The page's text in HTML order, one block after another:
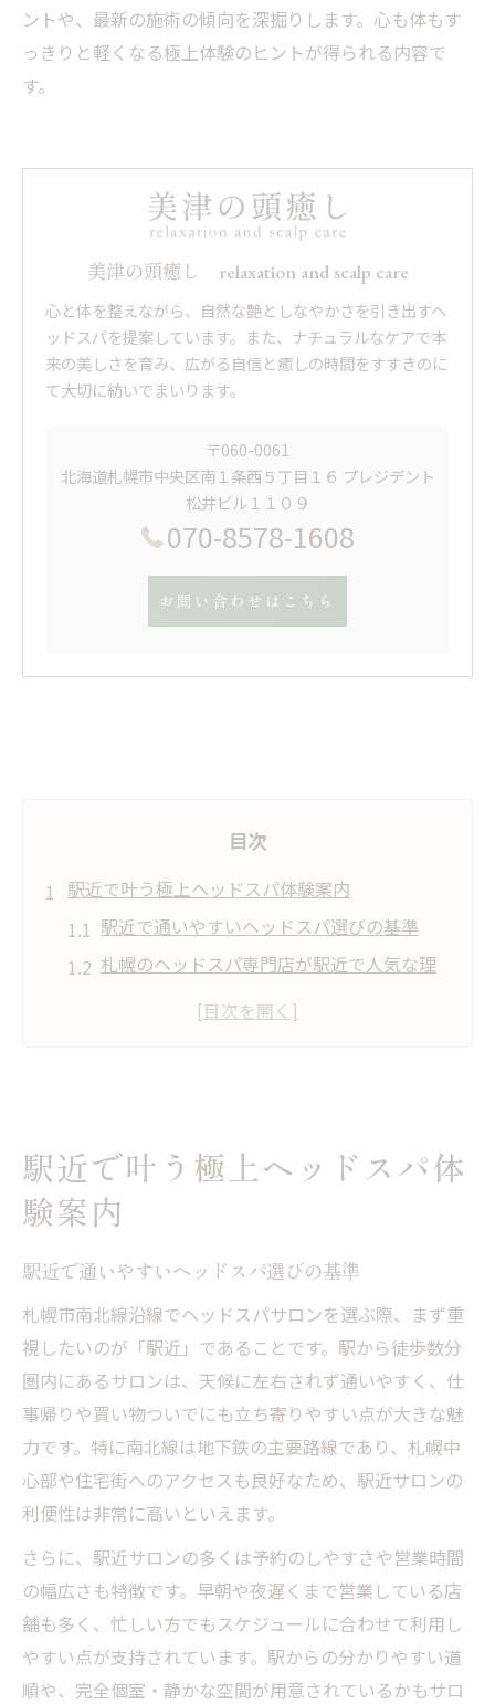
ントや、最新の施術の傾向を深掘りします。心も体もす
っきりと軽くなる極上体験のヒントが得られる内容で
す。
美津の頭癒し relaxation and scalp care
心と体を整えながら、自然な艶としなやかさを引き出すヘ
ッドスパを提案しています。また、ナチュラルなケアで本
来の美しさを育み、広がる自信と癒しの時間をすすきのに
て大切に紡いでまいります。
〒060-0061
北海道札幌市中央区南１条西５丁目１６ プレジデント
松井ビル１１０９
070-8578-1608
お問い合わせはこちら
目次
駅近で叶う極上ヘッドスパ体験案内
駅近で通いやすいヘッドスパ選びの基準
札幌のヘッドスパ専門店が駅近で人気な理
心地よさと静けさが広がるヘッドスパの魅力
静けさと心地よさを両立するヘッドスパの
ヘッドスパ専門店で得られる癒しの時間
心身を癒すヘッドスパのリラクゼーション
効果
ヘッドスパで体感できる深い静けさの秘密
札幌のヘッドスパが人気の理由とは
癒しを重視するなら南北線沿線の選択肢へ
南北線沿線でヘッドスパ癒し体験を満喫
癒し重視のヘッドスパサロン選びのポイン
ト
南北線沿いで癒しを深めるヘッドスパの魅
力
ヘッドスパで疲れを癒す南北線沿線の実力
駅近で叶う極上ヘッドスパ体
験案内
駅近で通いやすいヘッドスパ選びの基準
札幌市南北線沿線でヘッドスパサロンを選ぶ際、まず重
視したいのが「駅近」であることです。駅から徒歩数分
圏内にあるサロンは、天候に左右されず通いやすく、仕
事帰りや買い物ついでにも立ち寄りやすい点が大きな魅
力です。特に南北線は地下鉄の主要路線であり、札幌中
心部や住宅街へのアクセスも良好なため、駅近サロンの
利便性は非常に高いといえます。
さらに、駅近サロンの多くは予約のしやすさや営業時間
の幅広さも特徴です。早朝や夜遅くまで営業している店
舗も多く、忙しい方でもスケジュールに合わせて利用し
やすい点が支持されています。駅からの分かりやすい道
順や、完全個室・静かな空間が用意されているかもサロ